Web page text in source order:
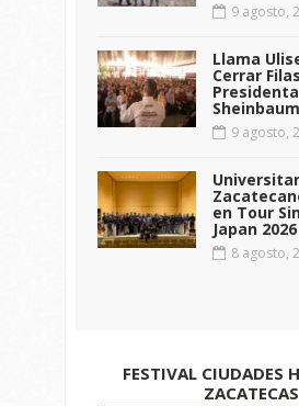
9 agosto,
Llama
Cerrar
Presidenta
Sheinbaum
9 agosto,
en Tour
Japan 2026
8 agosto,
FESTIVAL CIUDADES
ZACATECAS